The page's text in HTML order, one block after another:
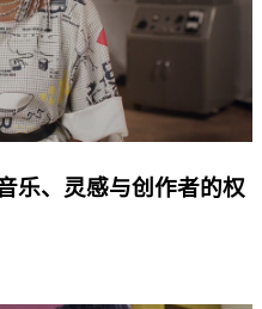
乐、灵感与创作者的权